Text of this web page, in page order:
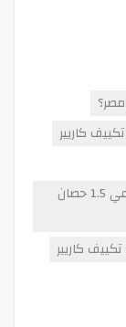
كاريير
سعر تكييف ميديا ايكو ماستر بالذكاء الاصطناعي 1.5 حصان
كاريير